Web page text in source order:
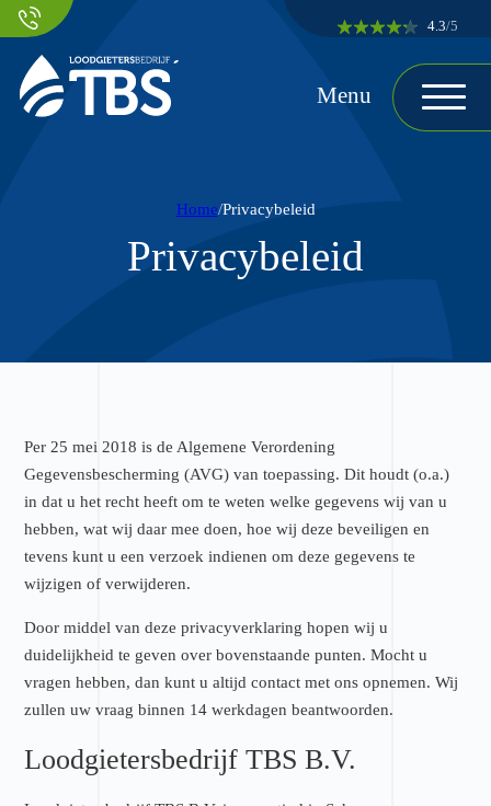
Ga naar hoofdinhoud
Ga naar voettekst 4.3/5
Home Privacybeleid
Privacybeleid
Per 25 mei 2018 is de Algemene Verordening
Gegevensbescherming (AVG) van toepassing. Dit houdt (o.a.)
in dat u het recht heeft om te weten welke gegevens wij van u
hebben, wat wij daar mee doen, hoe wij deze beveiligen en
tevens kunt u een verzoek indienen om deze gegevens te
wijzigen of verwijderen.
Door middel van deze privacyverklaring hopen wij u
duidelijkheid te geven over bovenstaande punten. Mocht u
vragen hebben, dan kunt u altijd contact met ons opnemen. Wij
zullen uw vraag binnen 14 werkdagen beantwoorden.
Loodgietersbedrijf TBS B.V.